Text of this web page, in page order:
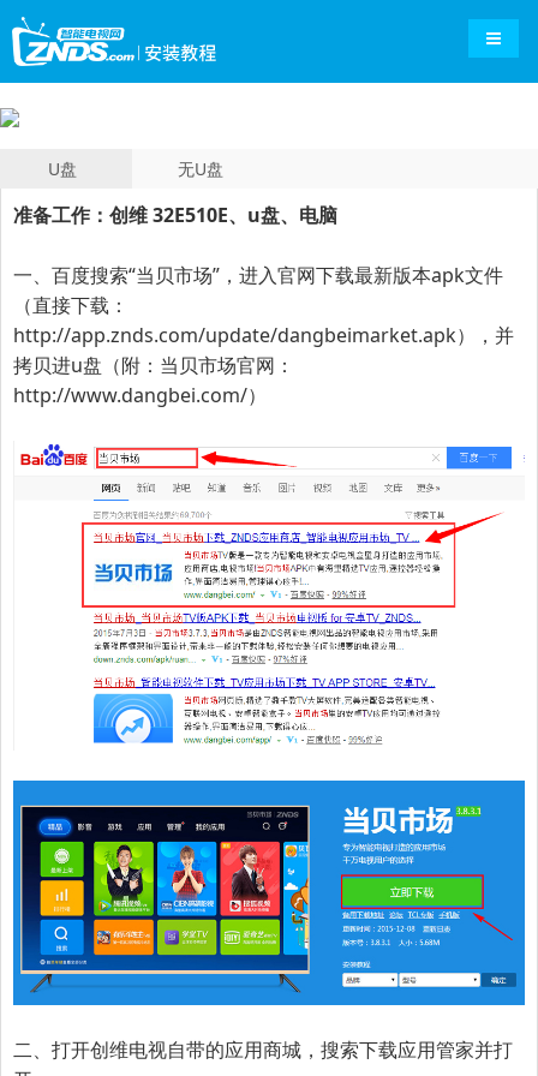
导航
U盘 无U盘
准备工作：创维 32E510E、u盘、电脑
一、百度搜索“当贝市场”，进入官网下载最新版本apk文件
（直接下载：
http://app.znds.com/update/dangbeimarket.apk），并
拷贝进u盘（附：当贝市场官网：
http://www.dangbei.com/）
二、打开创维电视自带的应用商城，搜索下载应用管家并打